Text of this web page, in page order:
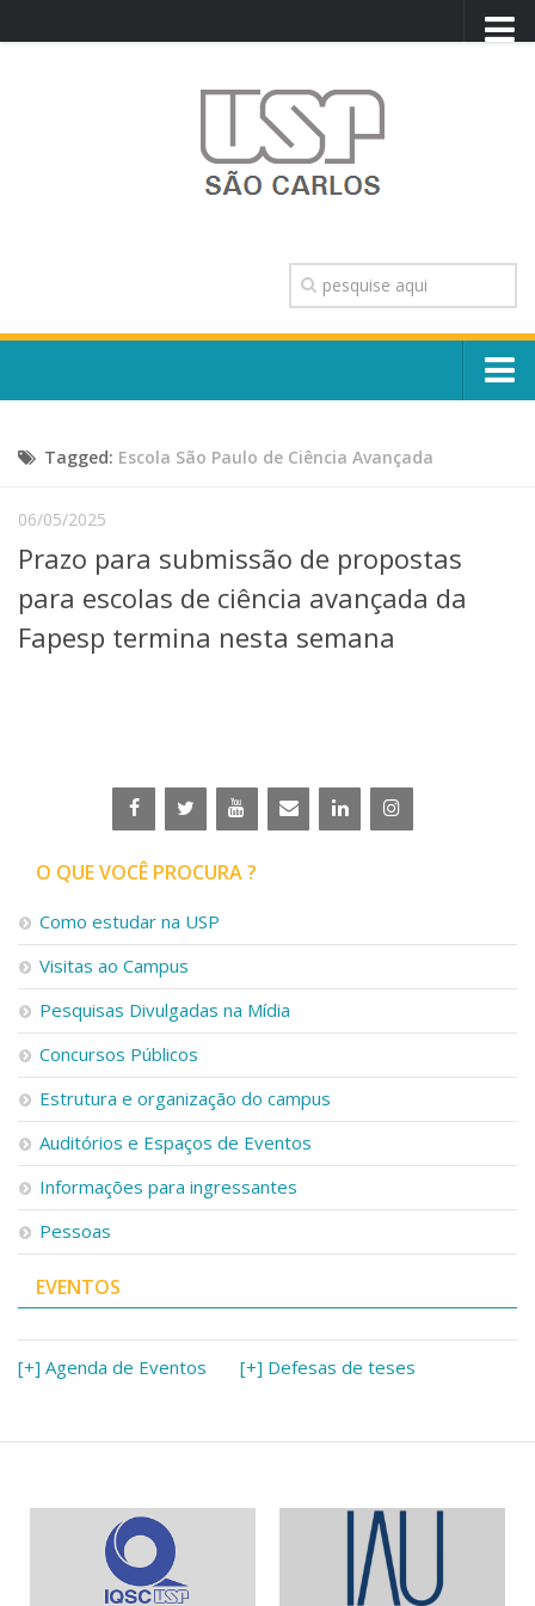
TRANSPARÊNCIA
OUVIDORIA
CONTATO
Escola, Institutos e Órgãos
Núcleos e Comissões
Telefones e Mapas
Graduação
Linhas de Pesquisa
Centros, Núcleos e Projetos em Rede
Iniciação Científica
Empresas Juniores
Extensão à Comunidade
Projetos, Programas e Cursos
Artes, Cultura e Esportes
Museus e Espaços Interativos
Serviços
Bibliotecas
Apoio ao Estudante
Segurança, Trânsito e Prevenção
RH, Administrativo e Financeiro
Outros serviços
Comunicação
Assessorias e Mídias
Aplicativos e Sites
Jornal da USP
Agenda de Eventos
Tagged: Escola São Paulo de Ciência Avançada
06/05/2025
Prazo para submissão de propostas
para escolas de ciência avançada da
Fapesp termina nesta semana
O QUE VOCÊ PROCURA ?
Como estudar na USP
Visitas ao Campus
Pesquisas Divulgadas na Mídia
Concursos Públicos
Estrutura e organização do campus
Auditórios e Espaços de Eventos
Informações para ingressantes
Pessoas
EVENTOS
[+] Agenda de Eventos [+] Defesas de teses